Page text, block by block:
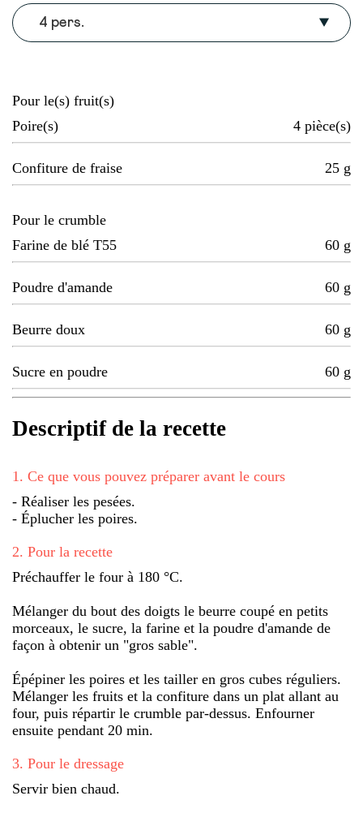
4 pers.
Pour le(s) fruit(s)
Poire(s)
4 pièce(s)
Confiture de fraise 25 g
Pour le crumble
Farine de blé T55
60 g
Poudre d'amande 60 g
Beurre doux 60 g
Sucre en poudre 60 g
Descriptif de la recette
1 . Ce que vous pouvez préparer avant le cours
- Réaliser les pesées.
- Éplucher les poires.
2. Pour la recette
Préchauffer le four à 180 °C.
Mélanger du bout des doigts le beurre coupé en petits
morceaux, le sucre, la farine et la poudre d'amande de
façon à obtenir un "gros sable".
Épépiner les poires et les tailler en gros cubes réguliers.
Mélanger les fruits et la confiture dans un plat allant au
four, puis répartir le crumble par-dessus. Enfourner
ensuite pendant 20 min.
3. Pour le dressage
Servir bien chaud.